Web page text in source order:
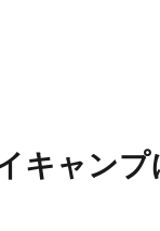
キャン